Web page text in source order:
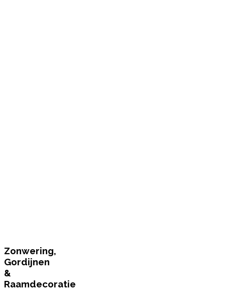
Zonwering,
Gordijnen
&
Raamdecoratie